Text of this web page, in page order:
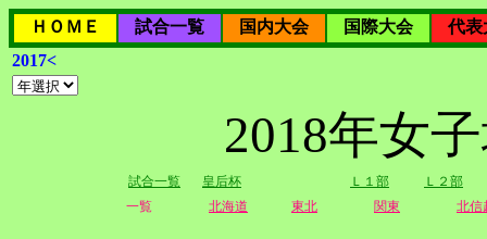
ＨＯＭＥ 試合一覧 国内大会 国際大会
代表
2017<
2018年女
試合一覧 皇后杯 Ｌ１部
Ｌ２部
一覧
北海道 東北 関東 北信